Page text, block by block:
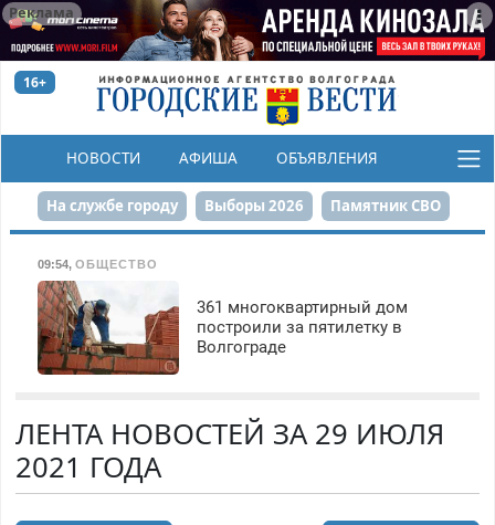
Реклама
16+
НОВОСТИ АФИША ОБЪЯВЛЕНИЯ
КОНКУРСЫ
На службе городу Выборы 2026 Памятник СВО
Набережная День Победы Реконструкция ЦПКиО
80-летие Победы Парк Героев-летчиков
09:54, ОБЩЕСТВО
361 многоквартирный дом
построили за пятилетку в
Волгограде
ЛЕНТА НОВОСТЕЙ ЗА 29 ИЮЛЯ
2021 ГОДА